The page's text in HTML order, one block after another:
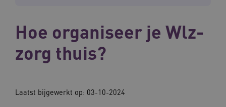
Hoe organiseer je Wlz-
zorg thuis?
Laatst bijgewerkt op: 03-10-2024